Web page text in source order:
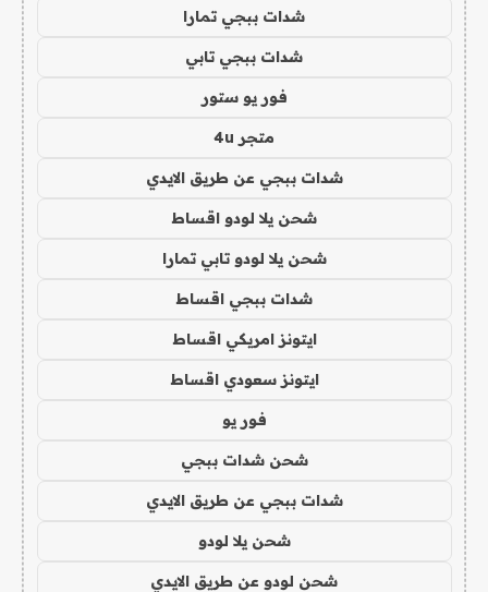
شدات ببجي تمارا
شدات ببجي تابي
فور يو ستور
متجر 4u
شدات ببجي عن طريق الايدي
شحن يلا لودو اقساط
شحن يلا لودو تابي تمارا
شدات ببجي اقساط
ايتونز امريكي اقساط
ايتونز سعودي اقساط
فور يو
شحن شدات ببجي
شدات ببجي عن طريق الايدي
شحن يلا لودو
شحن لودو عن طريق الايدي